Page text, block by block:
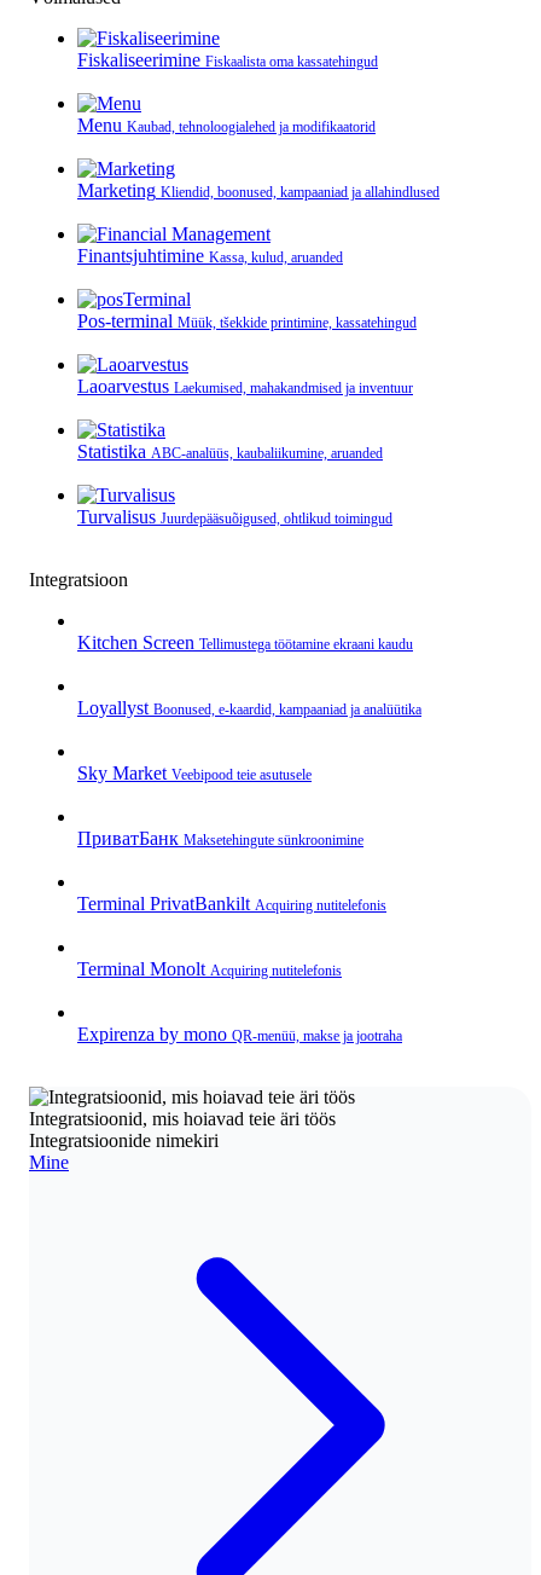
Fiskaliseerimine Fiskaalista oma kassatehingud
Menu Kaubad, tehnoloogialehed ja modifikaatorid
Marketing Kliendid, boonused, kampaaniad ja allahindlused
Finantsjuhtimine Kassa, kulud, aruanded
Pos-terminal Müük, tšekkide printimine, kassatehingud
Laoarvestus Laekumised, mahakandmised ja inventuur
Statistika ABC-analüüs, kaubaliikumine, aruanded
Turvalisus Juurdepääsuõigused, ohtlikud toimingud
Integratsioon
Kitchen Screen Tellimustega töötamine ekraani kaudu
Loyallyst Boonused, e‑kaardid, kampaaniad ja analüütika
Sky Market Veebipood teie asutusele
ПриватБанк Makse­tehingute sünkroonimine
Terminal PrivatBankilt Acquiring nutitelefonis
Terminal Monolt Acquiring nutitelefonis
Expirenza by mono QR‑menüü, makse ja jootraha
Integratsioonid, mis hoiavad teie äri töös
Integratsioonide nimekiri
Mine